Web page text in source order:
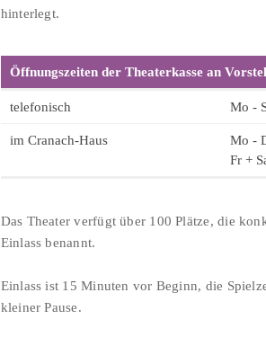
hinterlegt.
Öffnungszeiten der Theaterkasse an
telefonisch Mo -
im Cranach-Haus
Mo -
Fr +
Das Theater verfügt über 100 Plätze, die
Einlass benannt.
Einlass ist 15 Minuten vor Beginn, die
kleiner Pause.